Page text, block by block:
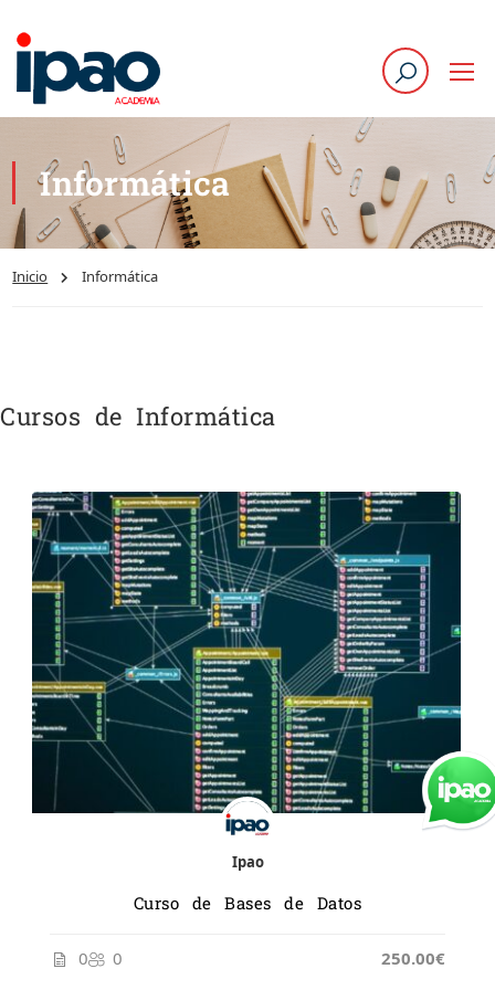
Informática
Inicio Informática
Cursos de Informática
Ipao
Curso de Bases de Datos
0 0 250.00€